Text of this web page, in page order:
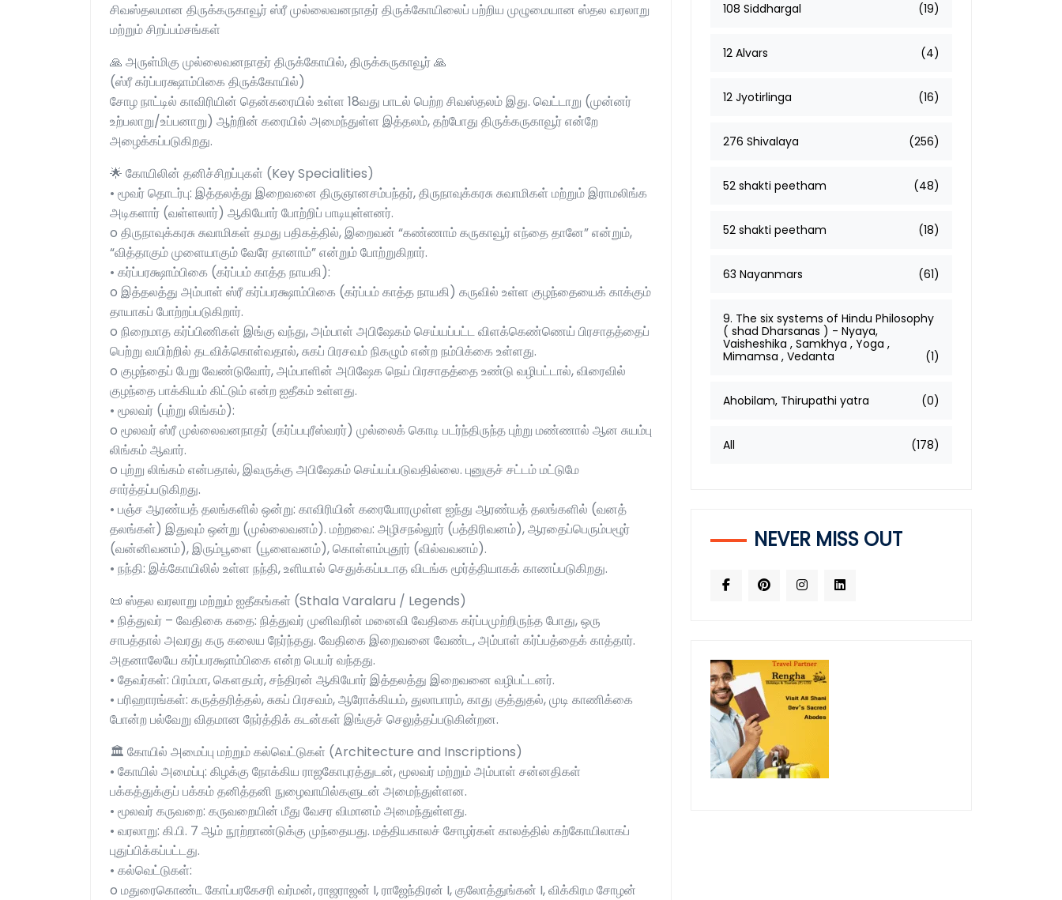
சிவஸ்தலமான திருக்கருகாவூர் ஸ்ரீ முல்லைவனநாதர் திருக்கோயிலைப் பற்றிய முழுமையான ஸ்தல வரலாறு
மற்றும் சிறப்பம்சங்கள்
🙏 அருள்மிகு முல்லைவனநாதர் திருக்கோயில், திருக்கருகாவூர் 🙏
(ஸ்ரீ கர்ப்பரக்ஷாம்பிகை திருக்கோயில்)
சோழ நாட்டில் காவிரியின் தென்கரையில் உள்ள 18வது பாடல் பெற்ற சிவஸ்தலம் இது. வெட்டாறு (முன்னர்
உற்பலாறு/உப்பனாறு) ஆற்றின் கரையில் அமைந்துள்ள இத்தலம், தற்போது திருக்கருகாவூர் என்றே
அழைக்கப்படுகிறது.
🌟 கோயிலின் தனிச்சிறப்புகள் (Key Specialities)
• மூவர் தொடர்பு: இத்தலத்து இறைவனை திருஞானசம்பந்தர், திருநாவுக்கரசு சுவாமிகள் மற்றும் இராமலிங்க
அடிகளார் (வள்ளலார்) ஆகியோர் போற்றிப் பாடியுள்ளனர்.
o திருநாவுக்கரசு சுவாமிகள் தமது பதிகத்தில், இறைவன் “கண்ணாம் கருகாவூர் எந்தை தானே” என்றும்,
“வித்தாகும் முளையாகும் வேரே தானாம்” என்றும் போற்றுகிறார்.
• கர்ப்பரக்ஷாம்பிகை (கர்ப்பம் காத்த நாயகி):
o இத்தலத்து அம்பாள் ஸ்ரீ கர்ப்பரக்ஷாம்பிகை (கர்ப்பம் காத்த நாயகி) கருவில் உள்ள குழந்தையைக் காக்கும்
தாயாகப் போற்றப்படுகிறார்.
o நிறைமாத கர்ப்பிணிகள் இங்கு வந்து, அம்பாள் அபிஷேகம் செய்யப்பட்ட விளக்கெண்ணெய் பிரசாதத்தைப்
பெற்று வயிற்றில் தடவிக்கொள்வதால், சுகப் பிரசவம் நிகழும் என்ற நம்பிக்கை உள்ளது.
o குழந்தைப் பேறு வேண்டுவோர், அம்பாளின் அபிஷேக நெய் பிரசாதத்தை உண்டு வழிபட்டால், விரைவில்
குழந்தை பாக்கியம் கிட்டும் என்ற ஐதீகம் உள்ளது.
• மூலவர் (புற்று லிங்கம்):
o மூலவர் ஸ்ரீ முல்லைவனநாதர் (கர்ப்பபுரீஸ்வரர்) முல்லைக் கொடி படர்ந்திருந்த புற்று மண்ணால் ஆன சுயம்பு
லிங்கம் ஆவார்.
o புற்று லிங்கம் என்பதால், இவருக்கு அபிஷேகம் செய்யப்படுவதில்லை. புனுகுச் சட்டம் மட்டுமே
சார்த்தப்படுகிறது.
• பஞ்ச ஆரண்யத் தலங்களில் ஒன்று: காவிரியின் கரையோரமுள்ள ஐந்து ஆரண்யத் தலங்களில் (வனத்
தலங்கள்) இதுவும் ஒன்று (முல்லைவனம்). மற்றவை: அழிசநல்லூர் (பத்திரிவனம்), ஆரதைப்பெரும்பழூர்
(வன்னிவனம்), இரும்பூளை (பூளைவனம்), கொள்ளம்புதூர் (வில்வவனம்).
• நந்தி: இக்கோயிலில் உள்ள நந்தி, உளியால் செதுக்கப்படாத விடங்க மூர்த்தியாகக் காணப்படுகிறது.
📜 ஸ்தல வரலாறு மற்றும் ஐதீகங்கள் (Sthala Varalaru / Legends)
• நித்துவர் – வேதிகை கதை: நித்துவர் முனிவரின் மனைவி வேதிகை கர்ப்பமுற்றிருந்த போது, ஒரு
சாபத்தால் அவரது கரு கலைய நேர்ந்தது. வேதிகை இறைவனை வேண்ட, அம்பாள் கர்ப்பத்தைக் காத்தார்.
அதனாலேயே கர்ப்பரக்ஷாம்பிகை என்ற பெயர் வந்தது.
• தேவர்கள்: பிரம்மா, கௌதமர், சந்திரன் ஆகியோர் இத்தலத்து இறைவனை வழிபட்டனர்.
• பரிஹாரங்கள்: கருத்தரித்தல், சுகப் பிரசவம், ஆரோக்கியம், துலாபாரம், காது குத்துதல், முடி காணிக்கை
போன்ற பல்வேறு விதமான நேர்த்திக் கடன்கள் இங்குச் செலுத்தப்படுகின்றன.
🏛️ கோயில் அமைப்பு மற்றும் கல்வெட்டுகள் (Architecture and Inscriptions)
• கோயில் அமைப்பு: கிழக்கு நோக்கிய ராஜகோபுரத்துடன், மூலவர் மற்றும் அம்பாள் சன்னதிகள்
பக்கத்துக்குப் பக்கம் தனித்தனி நுழைவாயில்களுடன் அமைந்துள்ளன.
• மூலவர் கருவறை: கருவறையின் மீது வேசர விமானம் அமைந்துள்ளது.
• வரலாறு: கி.பி. 7 ஆம் நூற்றாண்டுக்கு முந்தையது. மத்தியகாலச் சோழர்கள் காலத்தில் கற்கோயிலாகப்
புதுப்பிக்கப்பட்டது.
• கல்வெட்டுகள்:
o மதுரைகொண்ட கோப்பரகேசரி வர்மன், ராஜராஜன் I, ராஜேந்திரன் I, குலோத்துங்கன் I, விக்கிரம சோழன்
108 Siddhargal (19)
12 Alvars (4)
12 Jyotirlinga (16)
276 Shivalaya (256)
52 shakti peetham (48)
52 shakti peetham (18)
63 Nayanmars (61)
9. The six systems of Hindu Philosophy
( shad Dharsanas ) - Nyaya,
Vaisheshika , Samkhya , Yoga ,
Mimamsa , Vedanta
(1)
Ahobilam, Thirupathi yatra (0)
All (178)
NEVER MISS OUT